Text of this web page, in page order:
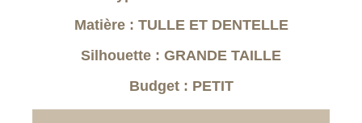
Matière : TULLE ET DENTELLE
Silhouette : GRANDE TAILLE
Budget : PETIT